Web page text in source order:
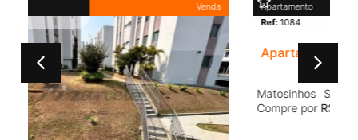
Venda
Ref:
2
Apartamento com garagem no INOCOOP
Matosinhos São João del Rei- MG
Compre por R$ 200.000,00